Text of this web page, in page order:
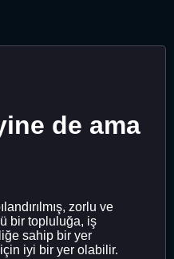
de ama
zorlu ve
bir topluluğa, iş
sahip bir yer
için iyi bir yer olabilir.